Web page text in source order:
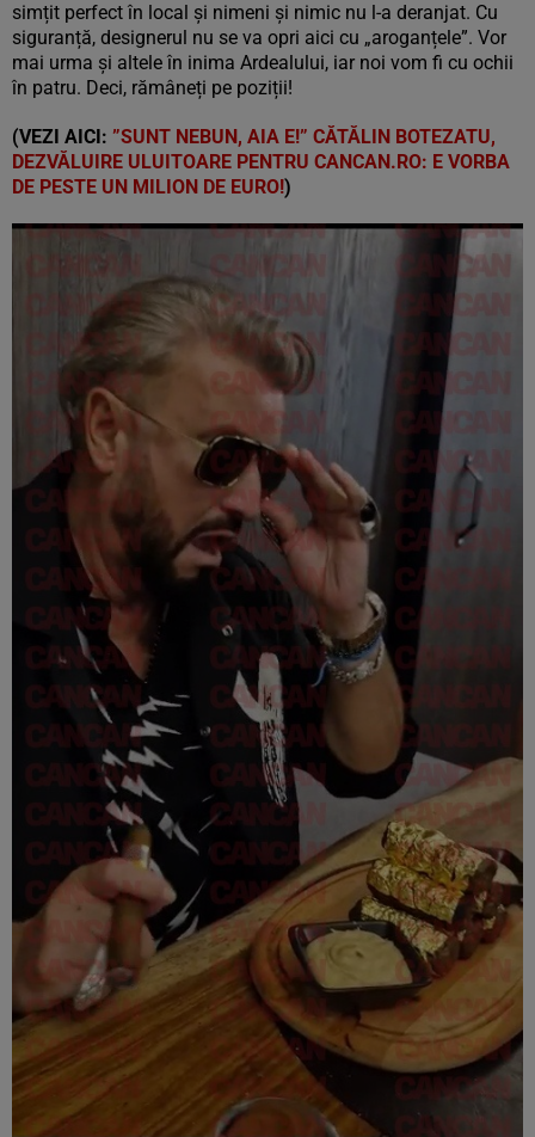
simțit perfect în local și nimeni și nimic nu l-a deranjat. Cu
siguranță, designerul nu se va opri aici cu „aroganțele”. Vor
mai urma și altele în inima Ardealului, iar noi vom fi cu ochii
în patru. Deci, rămâneți pe poziții!
(VEZI AICI: ”SUNT NEBUN, AIA E!” CĂTĂLIN BOTEZATU,
DEZVĂLUIRE ULUITOARE PENTRU CANCAN.RO: E VORBA
DE PESTE UN MILION DE EURO!)